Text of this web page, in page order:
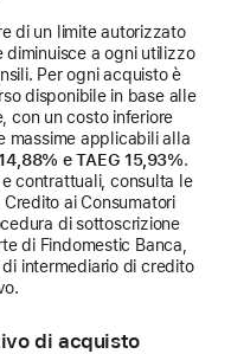
di un limite autorizzato
diminuisce a ogni utilizzo
Per ogni acquisto è
disponibile in base alle
con un costo inferiore
massime applicabili alla
e TAEG 15,93%.
contrattuali, consulta le
Credito ai Consumatori
di sottoscrizione
di Findomestic Banca,
intermediario di credito
di acquisto